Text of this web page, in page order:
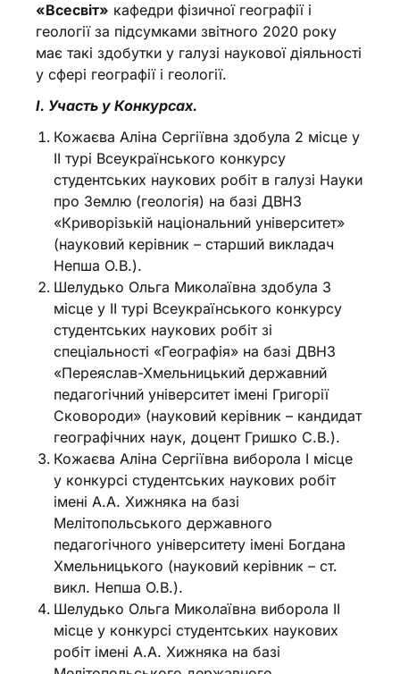
«Всесвіт» кафедри фізичної географії і
геології за підсумками звітного 2020 року
має такі здобутки у галузі наукової діяльності
у сфері географії і геології.
І. Участь у Конкурсах.
Кожаєва Аліна Сергіївна здобула 2 місце у
ІІ турі Всеукраїнського конкурсу
студентських наукових робіт в галузі Науки
про Землю (геологія) на базі ДВНЗ
«Криворізькій національний університет»
(науковий керівник – старший викладач
Непша О.В.).
Шелудько Ольга Миколаївна здобула 3
місце у ІІ турі Всеукраїнського конкурсу
студентських наукових робіт зі
спеціальності «Географія» на базі ДВНЗ
«Переяслав-Хмельницький державний
педагогічний університет імені Григорії
Сковороди» (науковий керівник – кандидат
географічних наук, доцент Гришко С.В.).
Кожаєва Аліна Сергіївна виборола І місце
у конкурсі студентських наукових робіт
імені А.А. Хижняка на базі
Мелітопольського державного
педагогічного університету імені Богдана
Хмельницького (науковий керівник – ст.
викл. Непша О.В.).
Шелудько Ольга Миколаївна виборола ІІ
місце у конкурсі студентських наукових
робіт імені А.А. Хижняка на базі